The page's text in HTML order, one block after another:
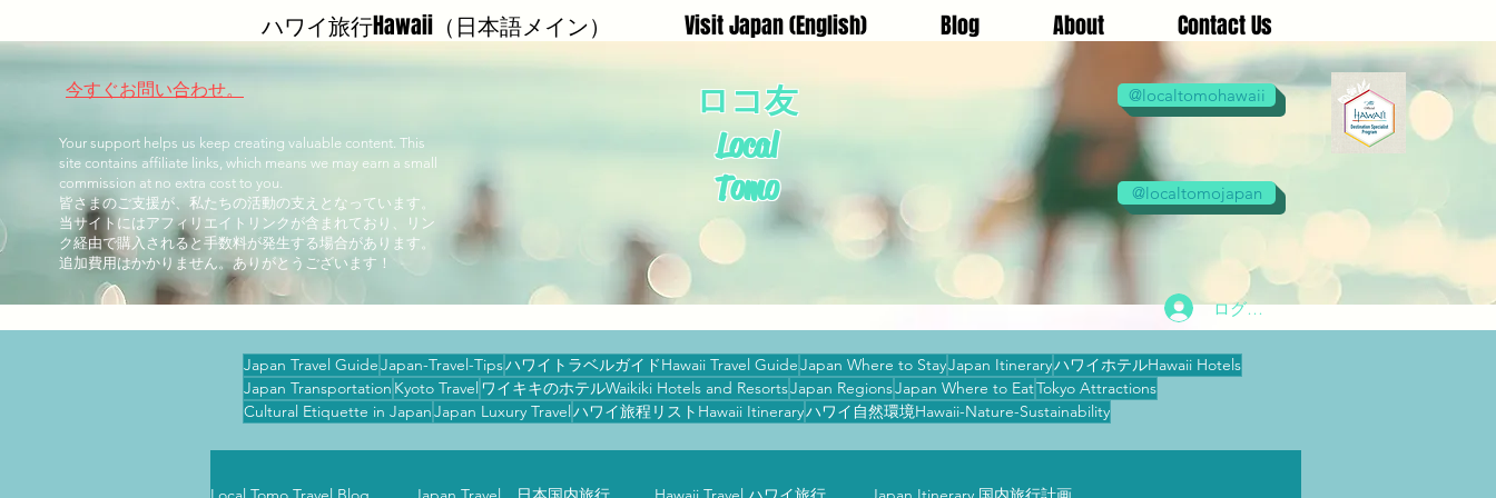
今すぐお問い合わせ。
Your support helps us keep creating valuable content. This
site contains affiliate links, which means we may earn a small
commission at no extra cost to you.
皆さまのご支援が、私たちの活動の支えとなっています。
当サイトにはアフィリエイトリンクが含まれており、リン
ク経由で購入されると手数料が発生する場合があります。
追加費用はかかりません。ありがとうございます！
ロコ友
Local
Tomo
@localtomohawaii
@localtomojapan
ハワイ旅行Hawaii（日本語メイン） Visit Japan (English) Blog About Contact Us
ログイン
Japan Travel GuideJapan-Travel-TipsハワイトラベルガイドHawaii Travel GuideJapan Where to StayJapan ItineraryハワイホテルHawaii Hotels
Japan Transportation Kyoto Travel ワイキキのホテルWaikiki Hotels and ResortsJapan RegionsJapan Where to EatTokyo Attractions
Cultural Etiquette in JapanJapan Luxury Travelハワイ旅程リストHawaii Itineraryハワイ自然環境Hawaii-Nature-Sustainability